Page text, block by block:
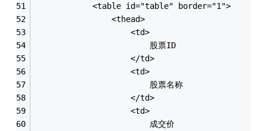
			<table id="table" border="1">
				<thead>
					<td>
						股票ID
					</td>
					<td>
						股票名称
					</td>
					<td>
						成交价